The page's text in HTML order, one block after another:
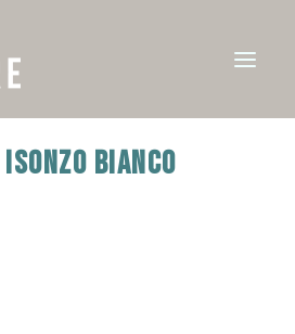
BIANCO